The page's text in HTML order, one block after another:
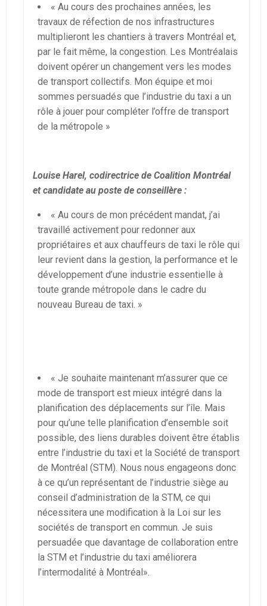
« Au cours des prochaines années, les
travaux de réfection de nos infrastructures
multiplieront les chantiers à travers Montréal et,
par le fait même, la congestion. Les Montréalais
doivent opérer un changement vers les modes
de transport collectifs. Mon équipe et moi
sommes persuadés que l’industrie du taxi a un
rôle à jouer pour compléter l’offre de transport
de la métropole »
Louise Harel, codirectrice de Coalition Montréal
et candidate au poste de conseillère :
« Au cours de mon précédent mandat, j’ai
travaillé activement pour redonner aux
propriétaires et aux chauffeurs de taxi le rôle qui
leur revient dans la gestion, la performance et le
développement d’une industrie essentielle à
toute grande métropole dans le cadre du
nouveau Bureau de taxi. »
« Je souhaite maintenant m’assurer que ce
mode de transport est mieux intégré dans la
planification des déplacements sur l’île. Mais
pour qu’une telle planification d’ensemble soit
possible, des liens durables doivent être établis
entre l’industrie du taxi et la Société de transport
de Montréal (STM). Nous nous engageons donc
à ce qu’un représentant de l’industrie siège au
conseil d’administration de la STM, ce qui
nécessitera une modification à la Loi sur les
sociétés de transport en commun. Je suis
persuadée que davantage de collaboration entre
la STM et l’industrie du taxi améliorera
l’intermodalité à Montréal».